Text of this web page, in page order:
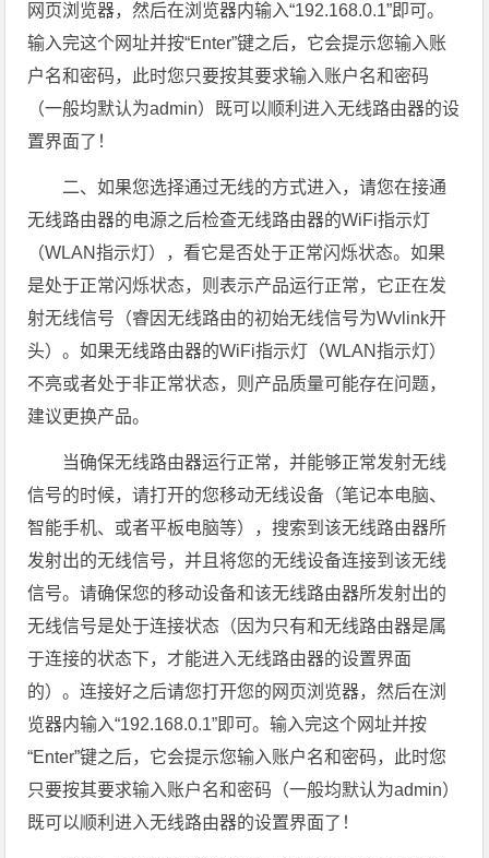
网页浏览器，然后在浏览器内输入“192.168.0.1”即可。
输入完这个网址并按“Enter”键之后，它会提示您输入账
户名和密码，此时您只要按其要求输入账户名和密码
（一般均默认为admin）既可以顺利进入无线路由器的设
置界面了！
二、如果您选择通过无线的方式进入，请您在接通
无线路由器的电源之后检查无线路由器的WiFi指示灯
（WLAN指示灯），看它是否处于正常闪烁状态。如果
是处于正常闪烁状态，则表示产品运行正常，它正在发
射无线信号（睿因无线路由的初始无线信号为Wvlink开
头）。如果无线路由器的WiFi指示灯（WLAN指示灯）
不亮或者处于非正常状态，则产品质量可能存在问题，
建议更换产品。
当确保无线路由器运行正常，并能够正常发射无线
信号的时候，请打开的您移动无线设备（笔记本电脑、
智能手机、或者平板电脑等），搜索到该无线路由器所
发射出的无线信号，并且将您的无线设备连接到该无线
信号。请确保您的移动设备和该无线路由器所发射出的
无线信号是处于连接状态（因为只有和无线路由器是属
于连接的状态下，才能进入无线路由器的设置界面
的）。连接好之后请您打开您的网页浏览器，然后在浏
览器内输入“192.168.0.1”即可。输入完这个网址并按
“Enter”键之后，它会提示您输入账户名和密码，此时您
只要按其要求输入账户名和密码（一般均默认为admin）
既可以顺利进入无线路由器的设置界面了！